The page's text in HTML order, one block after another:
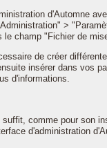
d'Automne
>
le champ "Fichier de
de créer
insérer dans vos
d'informations.
comme pour son
d'administration